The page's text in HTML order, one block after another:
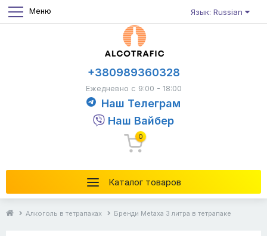
Меню Язык: Russian
Каталог товаров
+380989360328
Ежедневно с 9:00 - 18:00
Наш Телеграм
Наш Вайбер
0
Алкоголь в тетрапаках Бренди Metaxa 3 литра в тетрапаке